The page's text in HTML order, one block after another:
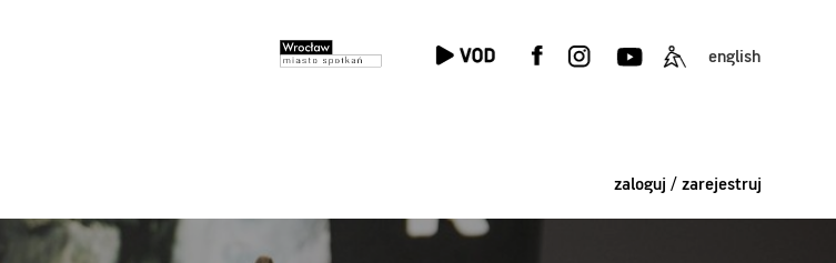
english
zaloguj / zarejestruj